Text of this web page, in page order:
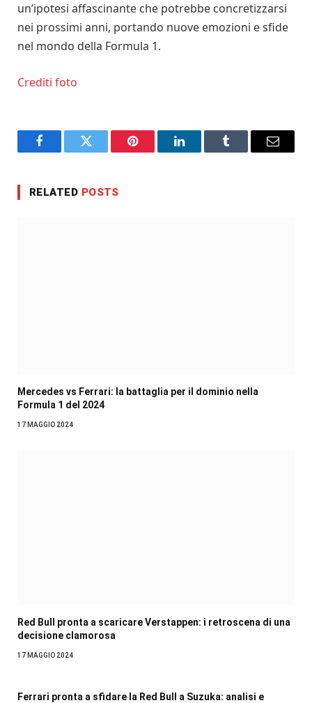
un’ipotesi affascinante che potrebbe concretizzarsi
nei prossimi anni, portando nuove emozioni e sfide
nel mondo della Formula 1.
Crediti foto
FacebookTwitter Pinterest LinkedInTumblr Email
RELATED POSTS
Mercedes vs Ferrari: la battaglia per il dominio nella
Formula 1 del 2024
17 MAGGIO 2024
Red Bull pronta a scaricare Verstappen: i retroscena di una
decisione clamorosa
17 MAGGIO 2024
Ferrari pronta a sfidare la Red Bull a Suzuka: analisi e